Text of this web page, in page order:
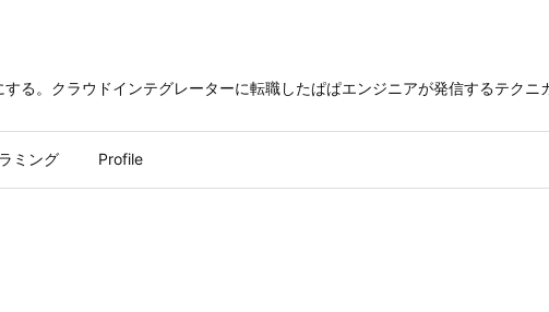
る。クラウドインテグレーターに転職したぱぱエンジニアが発信するテクニ
ミング Profile